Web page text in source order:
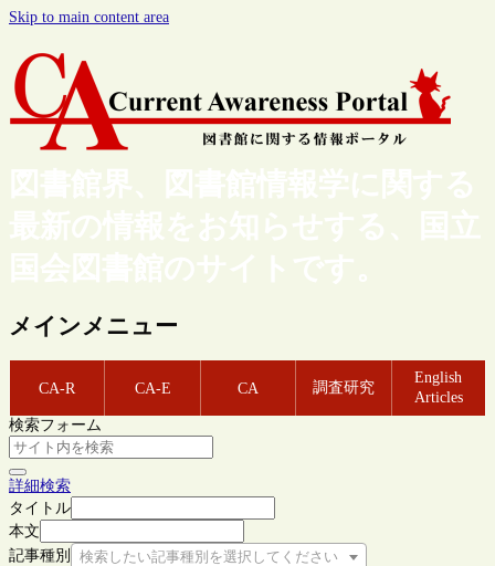
Skip to main content area
図書館界、図書館情報学に関する
最新の情報をお知らせする、国立
国会図書館のサイトです。
メインメニュー
CA-R CA-E CA 調査研究
English
Articles
検索フォーム
詳細検索
タイトル
本文
記事種別
検索したい記事種別を選択してください